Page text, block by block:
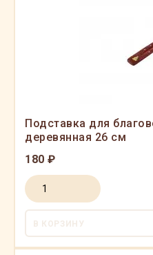
Подставка для
деревянная 26 см
180 ₽
В КОРЗИНУ